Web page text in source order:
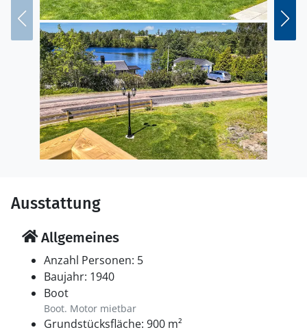
Spaß am und im Wasser zu haben.
Freuen Sie sich auf einen erholsamen Familienurlaub
in Schweden.
Ausstattung
Allgemeines
Anzahl Personen: 5
Baujahr: 1940
Boot
Boot. Motor mietbar
Grundstücksfläche: 900 m²